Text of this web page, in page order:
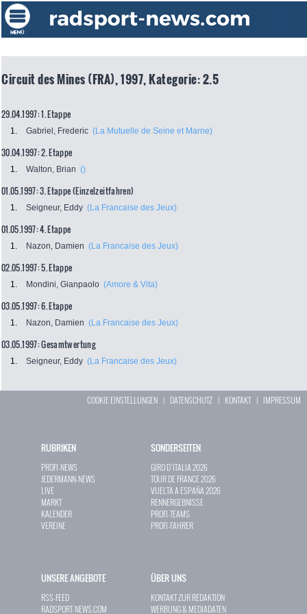
Circuit des Mines (FRA), 1997, Kategorie: 2.5
29.04.1997: 1. Etappe
1. Gabriel, Frederic (La Mutuelle de Seine et Marne)
30.04.1997: 2. Etappe
1. Walton, Brian ()
01.05.1997: 3. Etappe (Einzelzeitfahren)
1. Seigneur, Eddy (La Francaise des Jeux)
01.05.1997: 4. Etappe
1. Nazon, Damien (La Francaise des Jeux)
02.05.1997: 5. Etappe
1. Mondini, Gianpaolo (Amore & Vita)
03.05.1997: 6. Etappe
1. Nazon, Damien (La Francaise des Jeux)
03.05.1997: Gesamtwertung
1. Seigneur, Eddy (La Francaise des Jeux)
COOKIE EINSTELLUNGEN | DATENSCHUTZ | KONTAKT| IMPRESSUM
RUBRIKEN
PROFI-NEWS
JEDERMANN-NEWS
LIVE
MARKT
KALENDER
VEREINE
SONDERSEITEN
GIRO D`ITALIA 2026
TOUR DE FRANCE 2026
VUELTA A ESPAÑA 2026
RENNERGEBNISSE
PROFI-TEAMS
PROFI-FAHRER
UNSERE ANGEBOTE
RSS-FEED
RADSPORT-NEWS.COM
ÜBER UNS
KONTAKT ZUR REDAKTION
WERBUNG & MEDIADATEN